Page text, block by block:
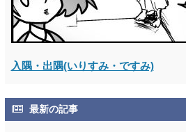
入隅・出隅(いりすみ・ですみ)
最新の記事